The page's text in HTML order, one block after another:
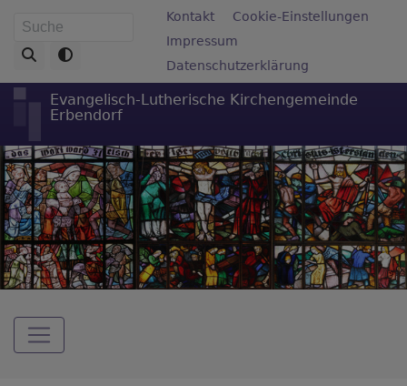
zum
Inhalt
Suche Fußbereichsmenü
Kontakt
Cookie-Einstellungen
Impressum
Datenschutzerklärung
Evangelisch-Lutherische Kirchengemeinde
Erbendorf
Hauptnavigation